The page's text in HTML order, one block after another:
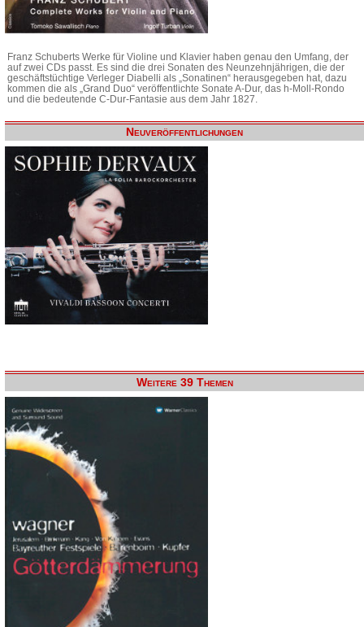
Franz Schuberts Werke für Violine und Klavier haben genau den Umfang, der
auf zwei CDs passt. Es sind die drei Sonaten des Neunzehnjährigen, die der
geschäftstüchtige Verleger Diabelli als „Sonatinen“ herausgegeben hat, dazu
kommen die als „Grand Duo“ veröffentlichte Sonate A-Dur, das h-Moll-Rondo
und die bedeutende C-Dur-Fantasie aus dem Jahr 1827.
Neuveröffentlichungen
Weitere 39 Themen